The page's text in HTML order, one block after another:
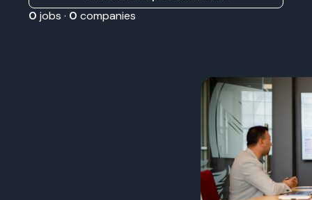
0 jobs · 0 companies